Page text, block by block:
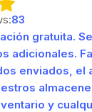
83
gratuita.
adicionales.
enviados, el
y